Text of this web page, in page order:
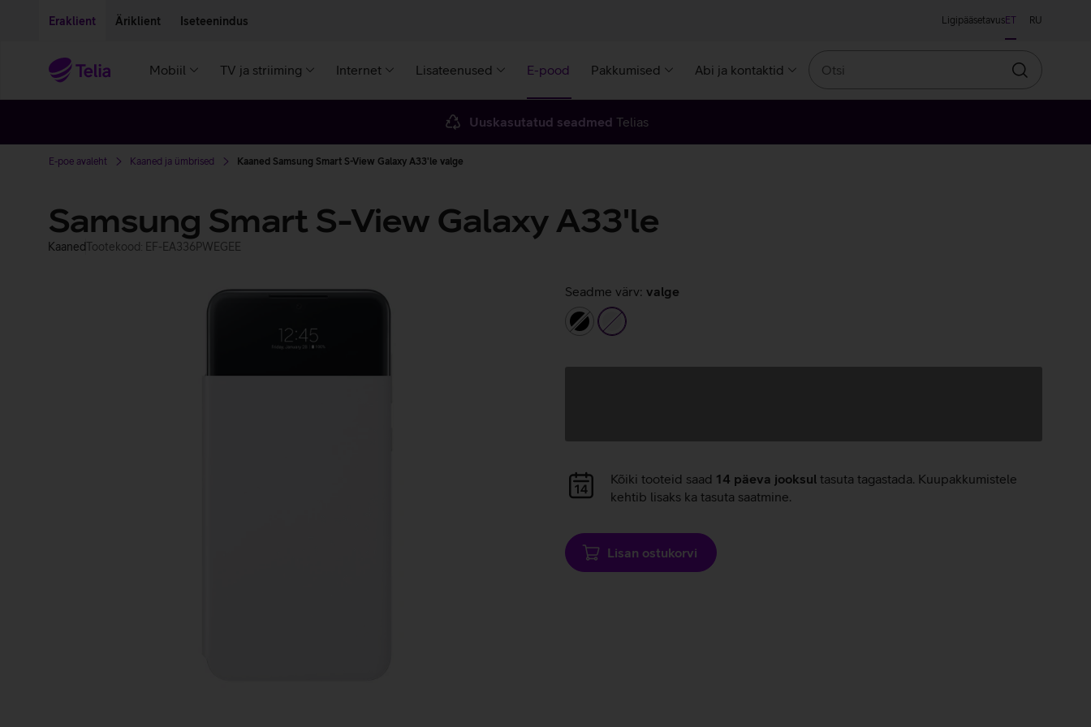
Eraklient Äriklient Iseteenindus LigipääsetavusET RU
Mobiil TV ja striiming Internet Lisateenused E-pood Pakkumised Abi ja kontaktid
Otsin
Uuskasutatud seadmed Telias
E-poe avaleht Kaaned ja ümbrised Kaaned Samsung Smart S-View Galaxy A33'le valge
Samsung Smart S-View Galaxy A33'le
KaanedTootekood: EF-EA336PWEGEE
Seadme värv: valge
must
valge
Andmete
laadimine
Kõiki tooteid saad 14 päeva jooksul tasuta tagastada. Kuupakkumistele
kehtib lisaks ka tasuta saatmine.
Lisan ostukorvi